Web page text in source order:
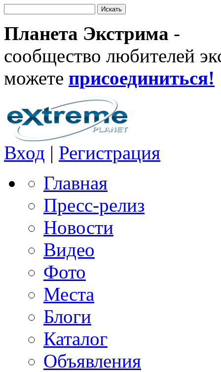
Планета Экстрима -
сообщество любителей
можете присоединиться!
Вход | Регистрация
Главная
Пресс-релиз
Новости
Видео
Фото
Места
Блоги
Каталог
Объявления